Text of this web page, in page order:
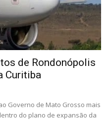
de Rondonópolis
Curitiba
Governo de Mato Grosso mais
do plano de expansão da